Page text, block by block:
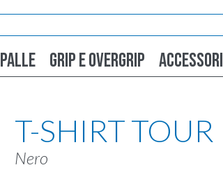
PALLE GRIP E OVERGRIP ACCESSORI
T-SHIRT TOUR
Nero